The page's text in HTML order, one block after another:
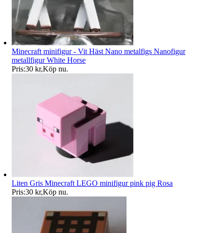
Minecraft minifigur - Vit Häst Nano metalfigs Nanofigur
metallfigur White Horse
Pris:30 kr,Köp nu.
Liten Gris Minecraft LEGO minifigur pink pig Rosa
Pris:30 kr,Köp nu.